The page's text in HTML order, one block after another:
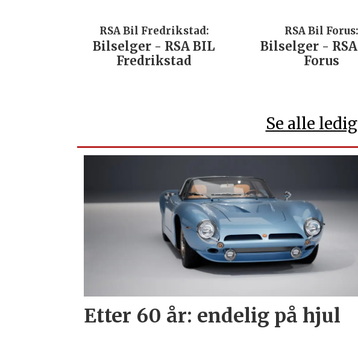
RSA Bil Fredrikstad:
Bilselger - RSA BIL
Fredrikstad
RSA Bil Forus:
Bilselger -
Forus
Se alle
Etter 60 år: endelig på hjul